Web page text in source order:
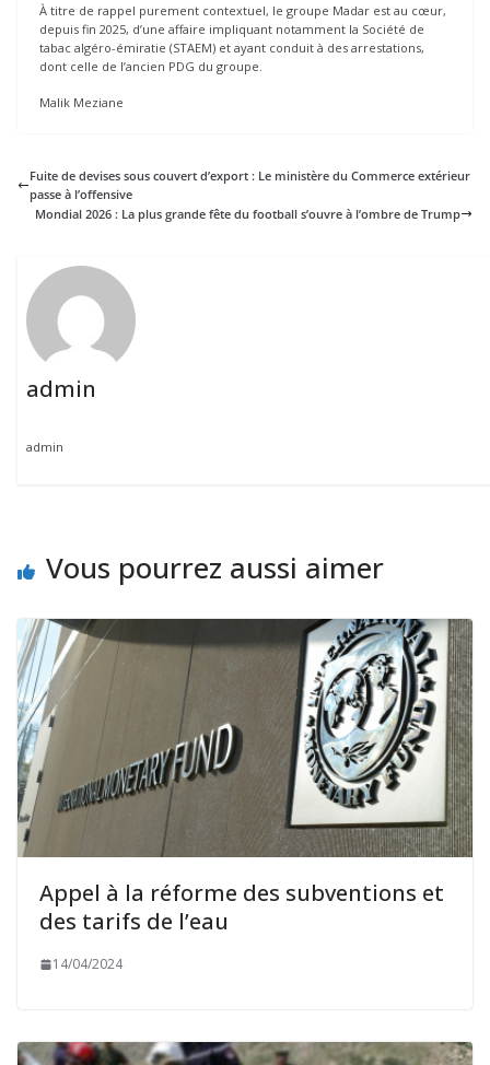
À titre de rappel purement contextuel, le groupe Madar est au cœur,
depuis fin 2025, d’une affaire impliquant notamment la Société de
tabac algéro-émiratie (STAEM) et ayant conduit à des arrestations,
dont celle de l’ancien PDG du groupe.
Malik Meziane
Fuite de devises sous couvert d’export : Le ministère du Commerce extérieur
passe à l’offensive
Mondial 2026 : La plus grande fête du football s’ouvre à l’ombre de Trump
admin
admin
Vous pourrez aussi aimer
Appel à la réforme des subventions et
des tarifs de l’eau
14/04/2024